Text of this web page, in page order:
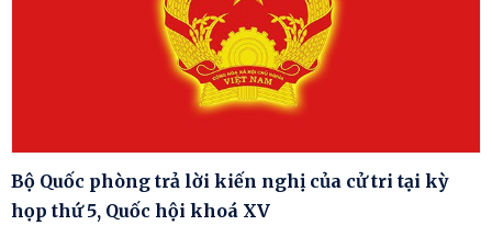
Bộ Quốc phòng trả lời kiến nghị của cử tri tại kỳ
họp thứ 5, Quốc hội khoá XV